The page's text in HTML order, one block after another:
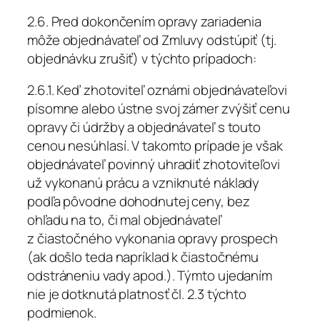
2.6. Pred dokončením opravy zariadenia
môže objednávateľ od Zmluvy odstúpiť (tj.
objednávku zrušiť) v týchto prípadoch:
2.6.1. Keď zhotoviteľ oznámi objednávateľovi
písomne alebo ústne svoj zámer zvýšiť cenu
opravy či údržby a objednávateľ s touto
cenou nesúhlasí. V takomto prípade je však
objednávateľ povinný uhradiť zhotoviteľovi
už vykonanú prácu a vzniknuté náklady
podľa pôvodne dohodnutej ceny, bez
ohľadu na to, či mal objednávateľ
z čiastočného vykonania opravy prospech
(ak došlo teda napríklad k čiastočnému
odstráneniu vady apod.). Týmto ujedaním
nie je dotknutá platnosť čl. 2.3 týchto
podmienok.